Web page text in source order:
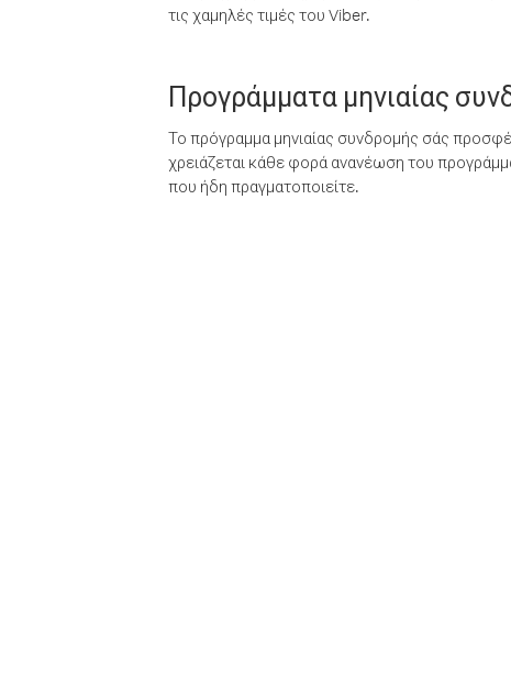
τις χαμηλές τιμές του Viber.
Προγράμματα μηνιαίας
Το πρόγραμμα μηνιαίας συνδρομής σάς
χρειάζεται κάθε φορά ανανέωση του
που ήδη πραγματοποιείτε.